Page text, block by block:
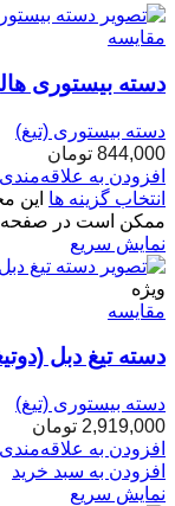
مقایسه
دسته بیستوری
دسته بیستوری (تیغ)
844,000 تومان
افزودن به
انتخاب گزینه ها این
ممکن است در صفحه
نمایش سریع
ویژه
مقایسه
دسته تیغ دبل
دسته بیستوری (تیغ)
2,919,000 تومان
افزودن به
افزودن به سبد خرید
نمایش سریع